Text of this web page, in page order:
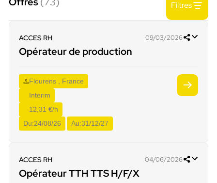
Filtres
ACCES RH 09/03/2026
Opérateur de production
Flourens , France
Interim
12,31 €/h
Du:24/08/26 Au:31/12/27
ACCES RH 04/06/2026
Opérateur TTH TTS H/F/X